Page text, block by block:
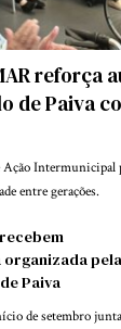
reforça
de Paiva
Intermunicipal
entre gerações.
organizada pela
Paiva
de setembro junta